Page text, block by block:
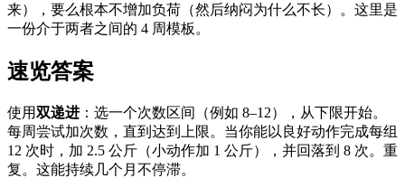
来），要么根本不增加负荷（然后纳闷为什么不长）。这里是
一份介于两者之间的 4 周模板。
速览答案
使用双递进 ：选一个次数区间（例如 8–12），从下限开始。
每周尝试加次数，直到达到上限。当你能以良好动作完成每组
12 次时，加 2.5 公斤（小动作加 1 公斤），并回落到 8 次。重
复。这能持续几个月不停滞。